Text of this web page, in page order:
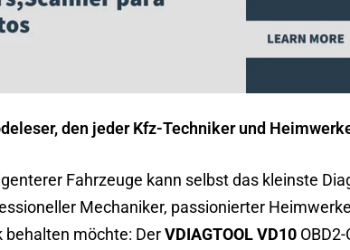
den jeder Kfz-Techniker und
Fahrzeuge kann selbst das kleinste
Mechaniker, passionierter
behalten möchte: DerVDIAGTOOL VD10